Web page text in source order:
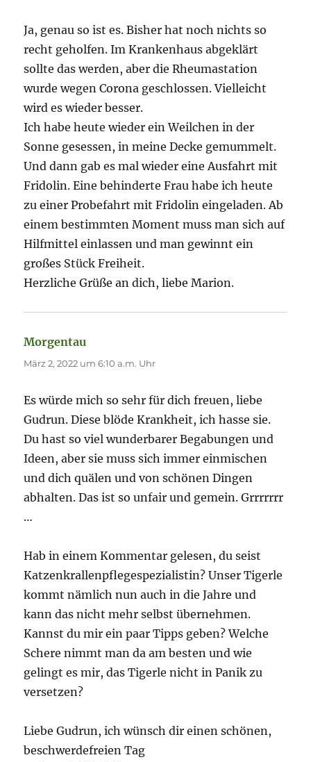
Ja, genau so ist es. Bisher hat noch nichts so
recht geholfen. Im Krankenhaus abgeklärt
sollte das werden, aber die Rheumastation
wurde wegen Corona geschlossen. Vielleicht
wird es wieder besser.
Ich habe heute wieder ein Weilchen in der
Sonne gesessen, in meine Decke gemummelt.
Und dann gab es mal wieder eine Ausfahrt mit
Fridolin. Eine behinderte Frau habe ich heute
zu einer Probefahrt mit Fridolin eingeladen. Ab
einem bestimmten Moment muss man sich auf
Hilfmittel einlassen und man gewinnt ein
großes Stück Freiheit.
Herzliche Grüße an dich, liebe Marion.
Morgentau
März 2, 2022 um 6:10 a.m. Uhr
Es würde mich so sehr für dich freuen, liebe
Gudrun. Diese blöde Krankheit, ich hasse sie.
Du hast so viel wunderbarer Begabungen und
Ideen, aber sie muss sich immer einmischen
und dich quälen und von schönen Dingen
abhalten. Das ist so unfair und gemein. Grrrrrrr
…
Hab in einem Kommentar gelesen, du seist
Katzenkrallenpflegespezialistin? Unser Tigerle
kommt nämlich nun auch in die Jahre und
kann das nicht mehr selbst übernehmen.
Kannst du mir ein paar Tipps geben? Welche
Schere nimmt man da am besten und wie
gelingt es mir, das Tigerle nicht in Panik zu
versetzen?
Liebe Gudrun, ich wünsch dir einen schönen,
beschwerdefreien Tag